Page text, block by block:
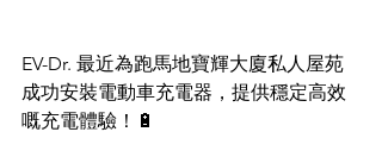
EV-Dr. 最近為跑馬地寶輝大廈私人屋苑
成功安裝電動車充電器，提供穩定高效
嘅充電體驗！🔋